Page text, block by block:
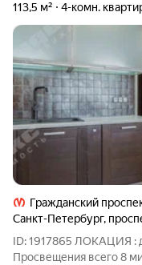
113,5 м² 4-комн.
Гражданский
Санкт-Петербург,
ID: 1917865 ЛОКАЦИЯ :
Просвещения всего 8